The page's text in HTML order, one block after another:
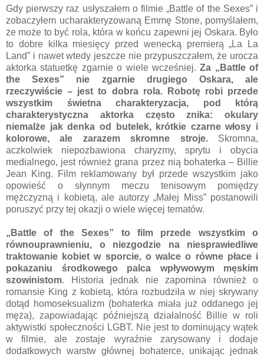
Gdy pierwszy raz usłyszałem o filmie „Battle of the Sexes” i
zobaczyłem ucharakteryzowaną Emmę Stone, pomyślałem,
że może to być rola, która w końcu zapewni jej Oskara. Było
to dobre kilka miesięcy przed wenecką premierą „La La
Land” i nawet wtedy jeszcze nie przypuszczałem, że urocza
aktorka statuetkę zgarnie o wiele wcześniej.Za „Battle of
the Sexes” nie zgarnie drugiego Oskara, ale
rzeczywiście – jest to dobra rola. Robotę robi przede
wszystkim świetna charakteryzacja, pod którą
charakterystyczna aktorka często znika: okulary
niemalże jak denka od butelek, krótkie czarne włosy i
kolorowe, ale zarazem skromne stroje.Skromna,
aczkolwiek niepozbawiona charyzmy, sprytu i obycia
medialnego, jest również grana przez nią bohaterka – Billie
Jean King. Film reklamowany był przede wszystkim jako
opowieść o słynnym meczu tenisowym pomiędzy
mężczyzną i kobietą, ale autorzy „Małej Miss” postanowili
poruszyć przy tej okazji o wiele więcej tematów.
„Battle of the Sexes” to film przede wszystkim o
równouprawnieniu, o niezgodzie na niesprawiedliwe
traktowanie kobiet w sporcie, o walce o równe płace i
pokazaniu środkowego palca wpływowym męskim
szowinistom. Historia jednak nie zapomina również o
romansie King z kobietą, która rozbudziła w niej skrywany
dotąd homoseksualizm (bohaterka miała już oddanego jej
męża), zapowiadając późniejszą działalność Billie w roli
aktywistki społeczności LGBT. Nie jest to dominujący wątek
w filmie, ale zostaje wyraźnie zarysowany i dodaje
dodatkowych warstw głównej bohaterce, unikając jednak